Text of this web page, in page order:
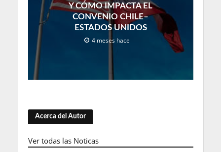
Y CÓMO IMPACTA EL
CONVENIO CHILE–
ESTADOS UNIDOS
4 meses hace
Acerca del Autor
Ver todas las Noticas